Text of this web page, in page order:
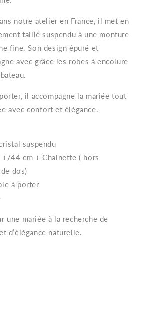
notre atelier en France, il met en
taillé suspendu à une monture
fine. Son design épuré et
avec grâce les robes à encolure
il accompagne la mariée tout
avec confort et élégance.
suspendu
+/44 cm + Chainette ( hors
dos)
à porter
une mariée à la recherche de
d’élégance naturelle.